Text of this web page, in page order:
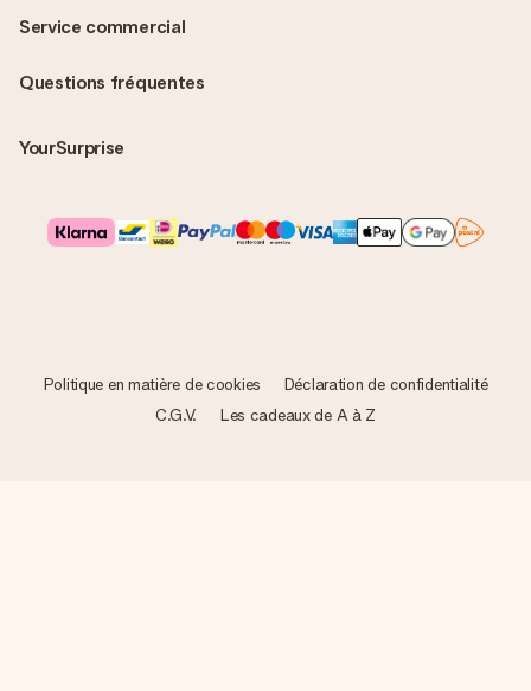
Questions fréquentes
YourSurprise
Service commercial
Politique en matière de cookies
Déclaration de confidentialité
C.G.V.
Les cadeaux de A à Z